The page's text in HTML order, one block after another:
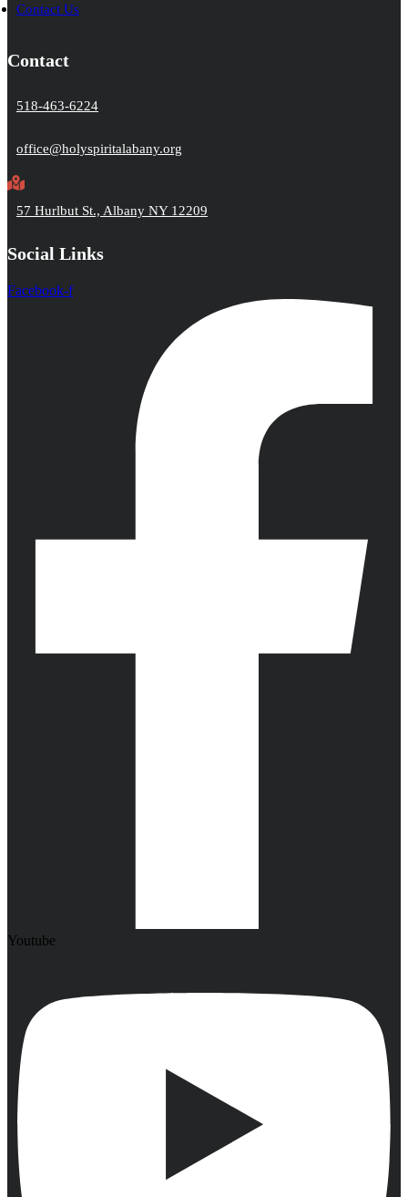
Contact Us
Contact
518-463-6224
office@holyspiritalabany.org
57 Hurlbut St., Albany NY 12209
Social Links
Facebook-f
Youtube